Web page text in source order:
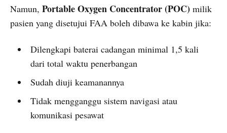
Namun, Portable Oxygen Concentrator (POC) milik
pasien yang disetujui FAA boleh dibawa ke kabin jika:
Dilengkapi baterai cadangan minimal 1,5 kali
dari total waktu penerbangan
Sudah diuji keamanannya
Tidak mengganggu sistem navigasi atau
komunikasi pesawat